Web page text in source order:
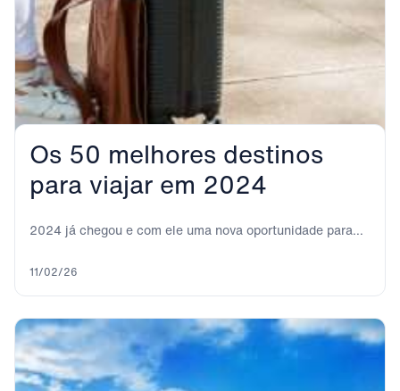
Os 50 melhores destinos
para viajar em 2024
2024 já chegou e com ele uma nova oportunidade para
11/02/26